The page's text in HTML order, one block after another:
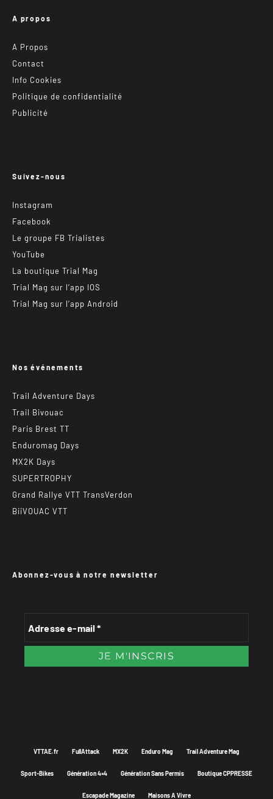
A propos
A Propos
Contact
Info Cookies
Politique de confidentialité
Publicité
Suivez-nous
Instagram
Facebook
Le groupe FB Trialistes
YouTube
La boutique Trial Mag
Trial Mag sur l’app IOS
Trial Mag sur l’app Android
Nos événements
Trail Adventure Days
Trail Bivouac
Paris Brest TT
Enduromag Days
MX2K Days
SUPERTROPHY
Grand Rallye VTT TransVerdon
BiiVOUAC VTT
Abonnez-vous à notre newsletter
VTTAE.fr FullAttack MX2K Enduro Mag Trail Adventure Mag
Sport-Bikes Génération 4×4 Génération Sans Permis Boutique CPPRESSE
Escapade Magazine Maisons A Vivre